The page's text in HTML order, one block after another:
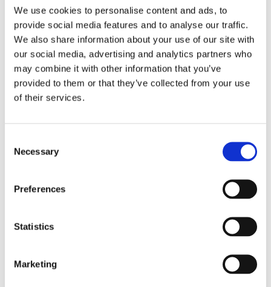
We use cookies to personalise content and ads, to
provide social media features and to analyse our traffic.
We also share information about your use of our site with
our social media, advertising and analytics partners who
may combine it with other information that you’ve
provided to them or that they’ve collected from your use
of their services.
Selection
Necessary
Preferences
Statistics
Marketing